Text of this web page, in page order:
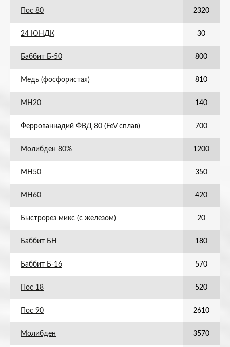
Пос 80 2320
24 ЮНДК 30
Баббит Б-50 800
Медь (фосфористая) 810
МН20 140
Феррованнадий ФВД 80 (FeV сплав) 700
Молибден 80% 1200
МН50 350
МН60 420
Быстрорез микс (с железом) 20
Баббит БН 180
Баббит Б-16 570
Пос 18 520
Пос 90 2610
Молибден 3570